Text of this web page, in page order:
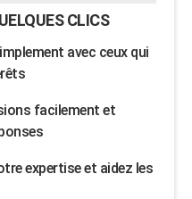
CLICS
avec ceux qui
facilement et
expertise et aidez les